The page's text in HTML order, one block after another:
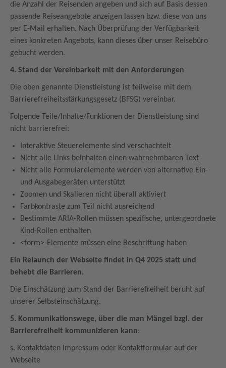
die Anzahl der Reisenden angeben und sich auf Basis dessen
passende Reiseangebote anzeigen lassen bzw. diese von uns
per E-Mail erhalten. Nach Überprüfung der Verfügbarkeit
eines konkreten Angebots, kann dieses über unser Reisebüro
gebucht werden.
4. Stand der Vereinbarkeit mit den Anforderungen
Die oben genannte Dienstleistung ist teilweise mit dem
Barrierefreiheitsstärkungsgesetz (BFSG) vereinbar.
Folgende Teile/Inhalte/Funktionen der Dienstleistung sind
nicht barrierefrei:
Interaktive Steuerelemente sind verschachtelt
Nicht alle Links beinhalten einen wahrnehmbaren Text
Nicht alle Formularelemente werden von alternative Ein-
und Ausgabegeräten unterstützt
Zoomen und Skalieren nicht überall aktiviert
Farbkontraste zum Teil nicht ausreichend
Bestimmte ARIA-Rollen müssen spezifische, untergeordnete
Kind-Rollen enthalten
<form>-Elemente müssen eine Beschriftung haben
Ein Relaunch der Webseite findet in Q4 2025 statt und
behebt die Barrieren.
Die Einschätzung zum Stand der Barrierefreiheit beruht auf
unserer Selbsteinschätzung.
5. Kommunikationswege, über die man Mängel bzgl. der
Barrierefreiheit kommunizieren kann:
s. Kontaktdaten Impressum oder Kontaktformular auf der
Webseite